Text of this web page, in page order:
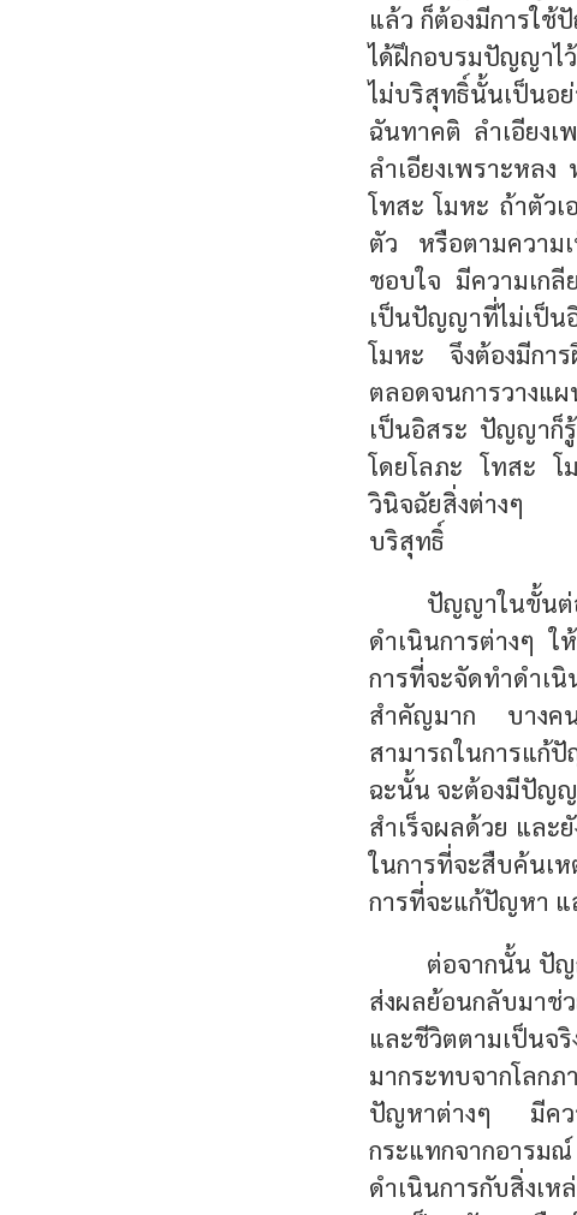
แล้ว ก็ต้องมีการใ
ได้ฝึกอบรมปัญญา
ไม่บริสุทธิ์นั้นเป็นอ
ฉันทาคติ ลำเอียงเ
ลำเอียงเพราะหลง
โทสะ โมหะ ถ้าตัว
ตัว หรือตามความ
ชอบใจ มีความเก
เป็นปัญญาที่ไม่เป็น
โมหะ จึงต้องมีกา
ตลอดจนการวาง
เป็นอิสระ ปัญญาก็
โดยโลภะ โทสะ โ
วินิจฉัยสิ่งต่างๆ
บริสุทธิ์
ปัญญาในขั้นต่
ดำเนินการต่างๆ
การที่จะจัดทำดำเ
สำคัญมาก บางค
สามารถในการแก้
ฉะนั้น จะต้องมีปัญญ
สำเร็จผลด้วย และ
ในการที่จะสืบค้นเ
การที่จะแก้ปัญหา แ
ต่อจากนั้น ปัญ
ส่งผลย้อนกลับมาช่
และชีวิตตามเป็นจ
มากระทบจากโลก
ปัญหาต่างๆ มีควา
กระแทกจากอารม
ดำเนินการกับสิ่งเ